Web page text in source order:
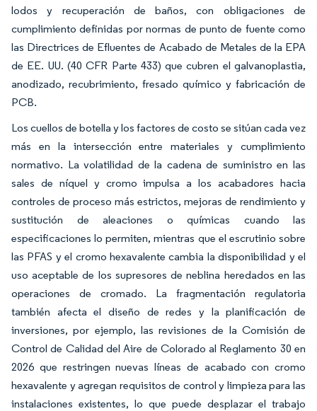
lodos y recuperación de baños, con obligaciones de
cumplimiento definidas por normas de punto de fuente como
las Directrices de Efluentes de Acabado de Metales de la EPA
de EE. UU. (40 CFR Parte 433) que cubren el galvanoplastia,
anodizado, recubrimiento, fresado químico y fabricación de
PCB.
Los cuellos de botella y los factores de costo se sitúan cada vez
más en la intersección entre materiales y cumplimiento
normativo. La volatilidad de la cadena de suministro en las
sales de níquel y cromo impulsa a los acabadores hacia
controles de proceso más estrictos, mejoras de rendimiento y
sustitución de aleaciones o químicas cuando las
especificaciones lo permiten, mientras que el escrutinio sobre
las PFAS y el cromo hexavalente cambia la disponibilidad y el
uso aceptable de los supresores de neblina heredados en las
operaciones de cromado. La fragmentación regulatoria
también afecta el diseño de redes y la planificación de
inversiones, por ejemplo, las revisiones de la Comisión de
Control de Calidad del Aire de Colorado al Reglamento 30 en
2026 que restringen nuevas líneas de acabado con cromo
hexavalente y agregan requisitos de control y limpieza para las
instalaciones existentes, lo que puede desplazar el trabajo